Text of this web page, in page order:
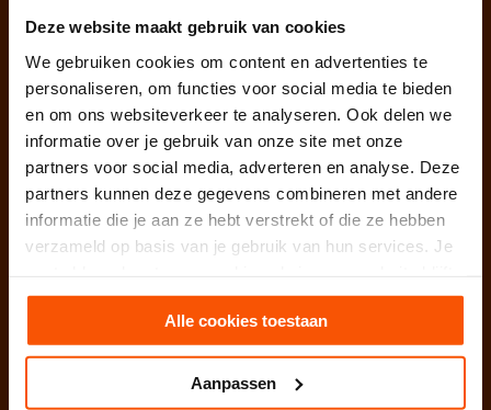
Deze website maakt gebruik van cookies
We gebruiken cookies om content en advertenties te
personaliseren, om functies voor social media te bieden
en om ons websiteverkeer te analyseren. Ook delen we
informatie over je gebruik van onze site met onze
partners voor social media, adverteren en analyse. Deze
partners kunnen deze gegevens combineren met andere
informatie die je aan ze hebt verstrekt of die ze hebben
verzameld op basis van je gebruik van hun services. Je
gebruiken.
Alle cookies toestaan
Aanpassen
Relatiebureau Arnhem
Relatiebureau Brabant
Relatiebureau Breda
Relatiebureau Den Bosch
Relatiebureau Drenthe
Relatiebureau Deventer
Relatiebureau Dordrecht